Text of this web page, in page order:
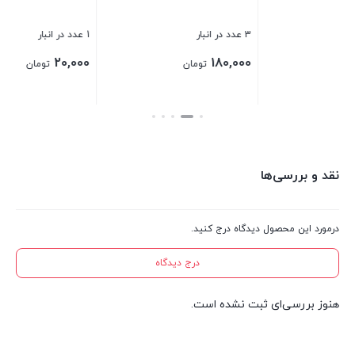
بستن
نقد و بررسی‌ها
درمورد این محصول دیدگاه درج کنید.
درج دیدگاه
هنوز بررسی‌ای ثبت نشده است.